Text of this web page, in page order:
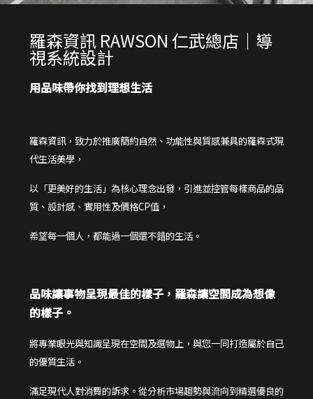
羅森資訊 RAWSON 仁武總店｜導
視系統設計
用品味帶你找到理想生活
羅森資訊，致力於推廣簡約自然、功能性與質感兼具的羅森式現
代生活美學，
以「更美好的生活」為核心理念出發，引進並控管每樣商品的品
質、設計感、實用性及價格CP值，
希望每一個人，都能過一個還不錯的生活。
品味讓事物呈現最佳的樣子，羅森讓空間成為想像
的樣子。
將專業眼光與知識呈現在空間及選物上，與您一同打造屬於自己
的優質生活。
滿足現代人對消費的訴求。從分析市場趨勢與流向到精選優良的